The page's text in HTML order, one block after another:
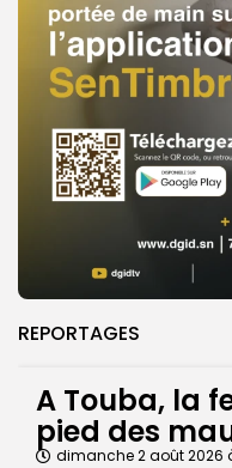
REPORTAGES
A Touba, la
pied des
dimanche 2 août 2026